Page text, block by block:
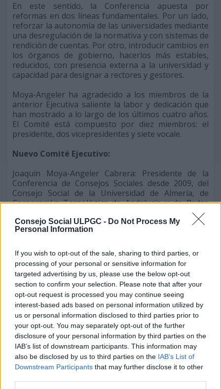
Consejo Social ULPGC - Do Not Process My
Personal Information
If you wish to opt-out of the sale, sharing to third parties, or
processing of your personal or sensitive information for
targeted advertising by us, please use the below opt-out
section to confirm your selection. Please note that after your
opt-out request is processed you may continue seeing
interest-based ads based on personal information utilized by
us or personal information disclosed to third parties prior to
your opt-out. You may separately opt-out of the further
disclosure of your personal information by third parties on the
IAB’s list of downstream participants. This information may
also be disclosed by us to third parties on the IAB’s List of
Downstream Participants that may further disclose it to other
En este sentido, la Conferencia apuesta por
reformas en dos líneas fundamentales. Por un lado,
reforzar la autonomía de las universidades mediante
una desregulación de la normativa y con sistemas de
rendición de cuentas. Por otro, introducir cambios en
los órganos de gobierno, hacerlos más estables,
reducidos, con presencia externa a la universidad y
capacidad para designar a rectores y gestores.
Moya-Angeler ha agradecido a los miembros de la
anterior Ejecutiva saliente la labor y dedicación que
han mostrado a lo largo de los últimos cuatro años.
El Comité está compuesto por diez miembros: el
presidente, dos vicepresidentes y siete vocale.
Nuevo Comité Ejecutivo:
Joaquín Moya-Angeler Cabrera: Presidente de la
Conferencia de Consejos Sociales desde 2009, del
Consejo Social de la Universidad de Almería, de
Corporación Tecnológica de Andalucía y de Redsa
(Red Tecnológica de Servicios de Asistencia
Sanitaria). Es licenciado en Matemáticas por la
Universidad Complutense de Madrid y realizó un
(MIT). Ha ocupado puestos directivos en IBE a nivel
nacional e internacional, y es miembro de consejos
asesores de empresas como Leche Pascual o Indra.
Julio Revilla-Saavedra: Vicepresidente primero de la
Conferencia desde 2009, Presidente del Consejo
Social de la Universidad de Huelva y de la empresa
Chemtrol. Es Ingeniero Industrial por la Universidad
de Sevilla y empresario en diferentes sectores
(industrial, energético, alimentario). Ha tenido una
fuerte vinculación en el sector del cerdo ibérico, en el
que ha presidido el Grupo Consorcio de Jabugo y ha
ocupado la vicepresidencia de la Patronal Iberaice.